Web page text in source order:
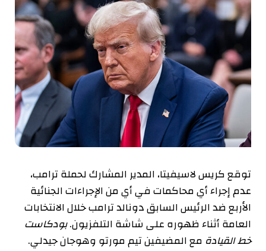
توقع كريس لاسيفيتا، المدير المشارك لحملة ترامب،
عدم إجراء أي محاكمات في أي من الإجراءات الجنائية
الأربع ضد الرئيس السابق دونالد ترامب خلال الانتخابات
العامة أثناء ظهوره على شاشة التلفزيون.بودكاست
خط القيادة مع المضيفين تيم مورتو وهوجان جيدلي.